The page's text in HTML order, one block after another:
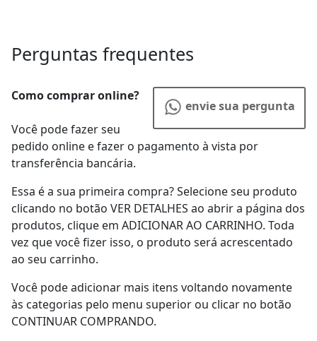
Perguntas frequentes
envie sua pergunta
Como comprar online?
Você pode fazer seu
pedido online e fazer o pagamento à vista por
transferência bancária.
Essa é a sua primeira compra? Selecione seu produto
clicando no botão VER DETALHES ao abrir a página dos
produtos, clique em ADICIONAR AO CARRINHO. Toda
vez que você fizer isso, o produto será acrescentado
ao seu carrinho.
Você pode adicionar mais itens voltando novamente
às categorias pelo menu superior ou clicar no botão
CONTINUAR COMPRANDO.